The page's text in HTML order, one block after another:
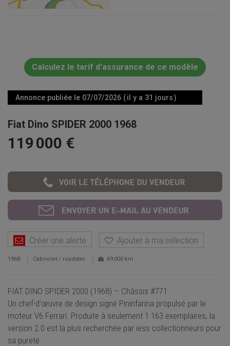
Calculez le tarif d'assurance de ce modèle
Annonce publiée le 07/07/2026 ( il y a 31 jours )
Fiat Dino SPIDER 2000 1968
119 000 €
Créer une alerte Ajouter à ma sélection
1968 Cabriolet / roadster 69 000 km
FIAT DINO SPIDER 2000 (1968) – Châssis #771
Un chef-d'œuvre de design signé Pininfarina propulsé par le
moteur V6 Ferrari. Produite à seulement 1 163 exemplaires, la
version 2.0 est la plus recherchée par iess collectionneurs pour
sa pureté.